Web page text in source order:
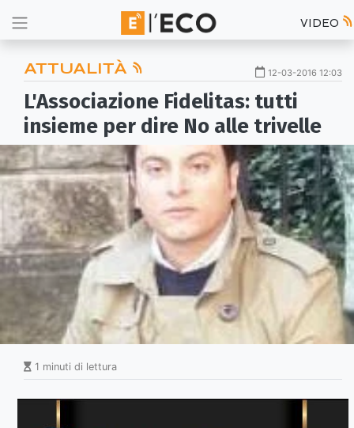
VIDEO
ATTUALITÀ 12-03-2016 12:03
L'Associazione Fidelitas: tutti
insieme per dire No alle trivelle
1 minuti di lettura